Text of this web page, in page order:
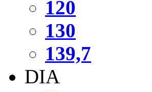
120
130
139,7
DIA